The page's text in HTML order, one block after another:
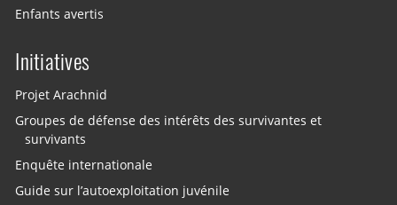
Enfants avertis
Initiatives
Projet Arachnid
Groupes de défense des intérêts des survivantes et
survivants
Enquête internationale
Guide sur l’autoexploitation juvénile